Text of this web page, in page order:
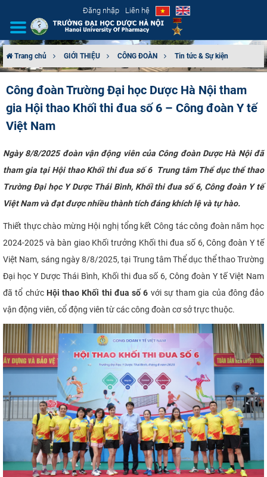
Đăng nhập Liên hệ
CƠ CẤU TỔ CHỨC
TUYỂN SINH
ĐÀO TẠO
ĐẢM BẢO CHẤT LƯỢNG
KHOA HỌC CÔNG NGHỆ
HTQT
CỰU NGƯỜI HỌC
Trang chủ GIỚI THIỆU CÔNG ĐOÀN Tin tức & Sự kiện
Công đoàn Trường Đại học Dược Hà Nội tham
gia Hội thao Khối thi đua số 6 – Công đoàn Y tế
Việt Nam
Ngày 8/8/2025 đoàn vận động viên của Công đoàn Dược Hà Nội đã
tham gia tại Hội thao Khối thi đua số 6 Trung tâm Thể dục thể thao
Trường Đại học Y Dược Thái Bình, Khối thi đua số 6, Công đoàn Y tế
Việt Nam và đạt được nhiều thành tích đáng khích lệ và tự hào.
Thiết thực chào mừng Hội nghị tổng kết Công tác công đoàn năm học
2024-2025 và bàn giao Khối trưởng Khối thi đua số 6, Công đoàn Y tế
Việt Nam, sáng ngày 8/8/2025, tại Trung tâm Thể dục thể thao Trường
Đại học Y Dược Thái Bình, Khối thi đua số 6, Công đoàn Y tế Việt Nam
đã tổ chức Hội thao Khối thi đua số 6 với sự tham gia của đông đảo
vận động viên, cổ động viên từ các công đoàn cơ sở trực thuộc.